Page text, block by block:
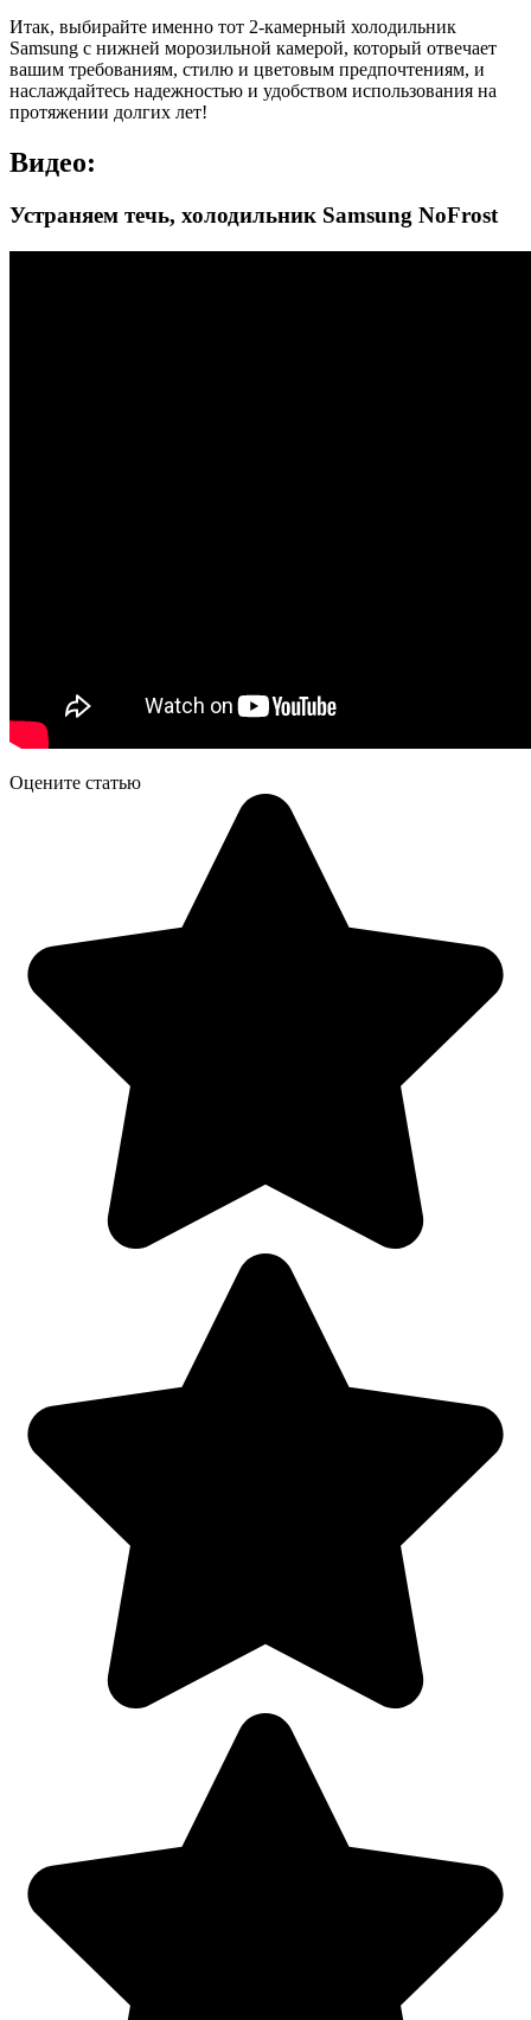
Итак, выбирайте именно тот 2-камерный холодильник
Samsung с нижней морозильной камерой, который отвечает
вашим требованиям, стилю и цветовым предпочтениям, и
наслаждайтесь надежностью и удобством использования на
протяжении долгих лет!
Видео:
Устраняем течь, холодильник Samsung NoFrost
Оцените статью